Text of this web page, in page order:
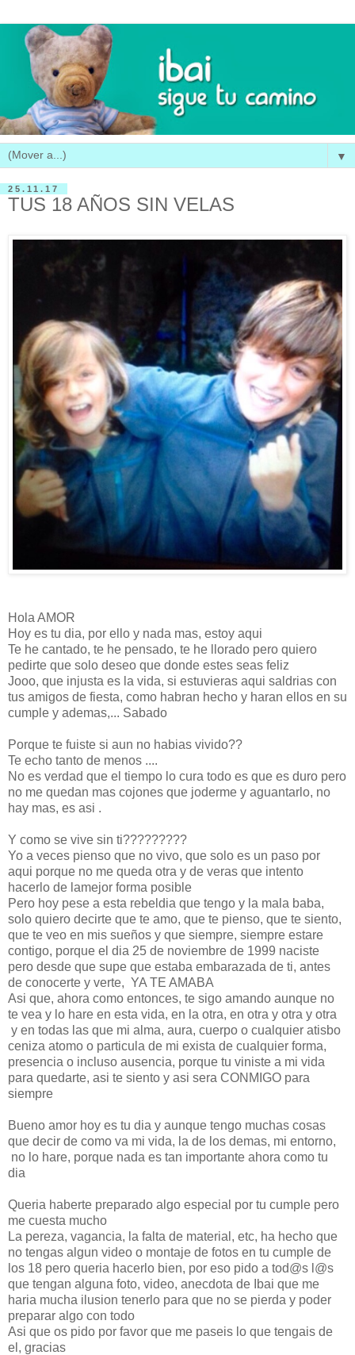
▼
25.11.17
TUS 18 AÑOS SIN VELAS
Hola AMOR
Hoy es tu dia, por ello y nada mas, estoy aqui
Te he cantado, te he pensado, te he llorado pero quiero
pedirte que solo deseo que donde estes seas feliz
Jooo, que injusta es la vida, si estuvieras aqui saldrias con
tus amigos de fiesta, como habran hecho y haran ellos en su
cumple y ademas,... Sabado
Porque te fuiste si aun no habias vivido??
Te echo tanto de menos ....
No es verdad que el tiempo lo cura todo es que es duro pero
no me quedan mas cojones que joderme y aguantarlo, no
hay mas, es asi .
Y como se vive sin ti?????????
Yo a veces pienso que no vivo, que solo es un paso por
aqui porque no me queda otra y de veras que intento
hacerlo de lamejor forma posible
Pero hoy pese a esta rebeldia que tengo y la mala baba,
solo quiero decirte que te amo, que te pienso, que te siento,
que te veo en mis sueños y que siempre, siempre estare
contigo, porque el dia 25 de noviembre de 1999 naciste
pero desde que supe que estaba embarazada de ti, antes
de conocerte y verte, YA TE AMABA
Asi que, ahora como entonces, te sigo amando aunque no
te vea y lo hare en esta vida, en la otra, en otra y otra y otra
y en todas las que mi alma, aura, cuerpo o cualquier atisbo
ceniza atomo o particula de mi exista de cualquier forma,
presencia o incluso ausencia, porque tu viniste a mi vida
para quedarte, asi te siento y asi sera CONMIGO para
siempre
Bueno amor hoy es tu dia y aunque tengo muchas cosas
que decir de como va mi vida, la de los demas, mi entorno,
no lo hare, porque nada es tan importante ahora como tu
dia
Queria haberte preparado algo especial por tu cumple pero
me cuesta mucho
La pereza, vagancia, la falta de material, etc, ha hecho que
no tengas algun video o montaje de fotos en tu cumple de
los 18 pero queria hacerlo bien, por eso pido a tod@s l@s
que tengan alguna foto, video, anecdota de Ibai que me
haria mucha ilusion tenerlo para que no se pierda y poder
preparar algo con todo
Asi que os pido por favor que me paseis lo que tengais de
el, gracias